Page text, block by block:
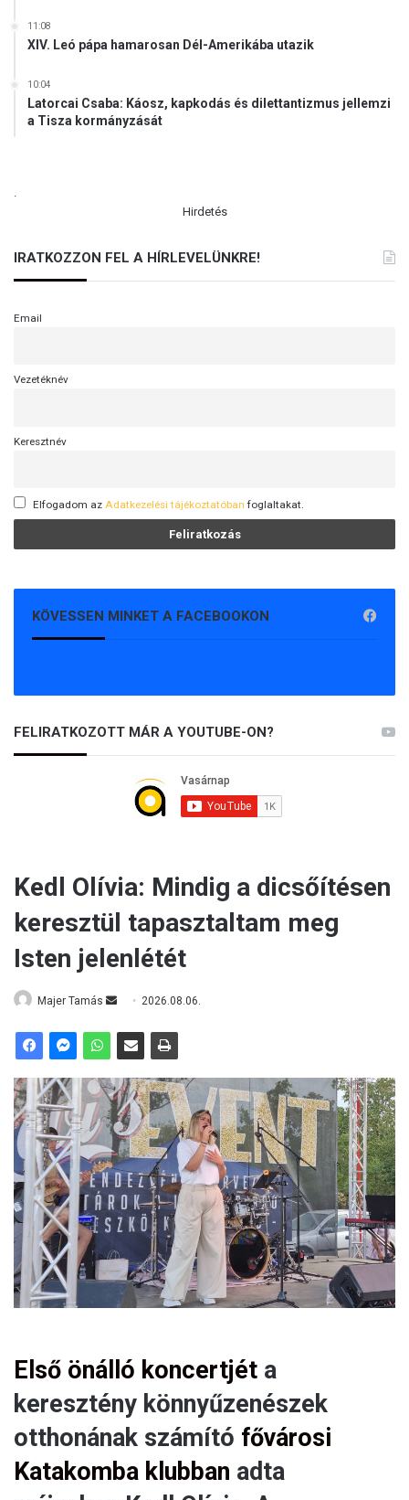
11:08
XIV. Leó pápa hamarosan Dél-Amerikába utazik
10:04
Latorcai Csaba: Káosz, kapkodás és dilettantizmus jellemzi
a Tisza kormányzását
Hirdetés
IRATKOZZON FEL A HÍRLEVELÜNKRE!
Email
Vezetéknév
Keresztnév
Elfogadom az Adatkezelési tájékoztatóban foglaltakat.
KÖVESSEN MINKET A FACEBOOKON
FELIRATKOZOTT MÁR A YOUTUBE-ON?